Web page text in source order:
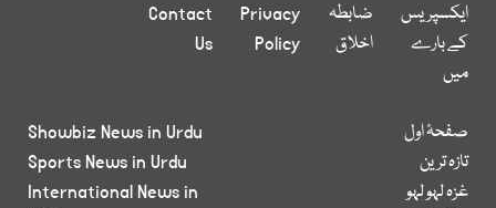
ایکسپریس
کے بارے
میں
ضابطہ
اخلاق
Privacy
Policy
Contact
Us
صفحۂ اول
تازہ ترین
غزہ لہو لہو
Showbiz News in Urdu
Sports News in Urdu
International News in